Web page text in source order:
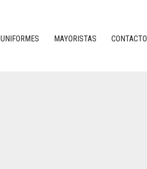
UNIFORMES MAYORISTAS CONTACTO